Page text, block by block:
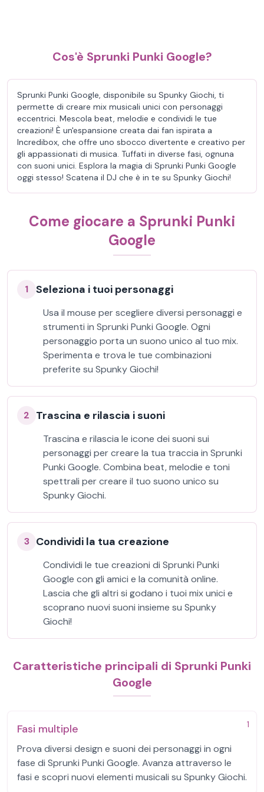
Cos'è Sprunki Punki Google?
Sprunki Punki Google, disponibile su Spunky Giochi, ti
permette di creare mix musicali unici con personaggi
eccentrici. Mescola beat, melodie e condividi le tue
creazioni! È un'espansione creata dai fan ispirata a
Incredibox, che offre uno sbocco divertente e creativo per
gli appassionati di musica. Tuffati in diverse fasi, ognuna
con suoni unici. Esplora la magia di Sprunki Punki Google
oggi stesso! Scatena il DJ che è in te su Spunky Giochi!
Come giocare a Sprunki Punki
Google
1 Seleziona i tuoi personaggi
Usa il mouse per scegliere diversi personaggi e
strumenti in Sprunki Punki Google. Ogni
personaggio porta un suono unico al tuo mix.
Sperimenta e trova le tue combinazioni
preferite su Spunky Giochi!
2 Trascina e rilascia i suoni
Trascina e rilascia le icone dei suoni sui
personaggi per creare la tua traccia in Sprunki
Punki Google. Combina beat, melodie e toni
spettrali per creare il tuo suono unico su
Spunky Giochi.
3 Condividi la tua creazione
Condividi le tue creazioni di Sprunki Punki
Google con gli amici e la comunità online.
Lascia che gli altri si godano i tuoi mix unici e
scoprano nuovi suoni insieme su Spunky
Giochi!
Caratteristiche principali di Sprunki Punki
Google
1
Fasi multiple
Prova diversi design e suoni dei personaggi in ogni
fase di Sprunki Punki Google. Avanza attraverso le
fasi e scopri nuovi elementi musicali su Spunky Giochi.